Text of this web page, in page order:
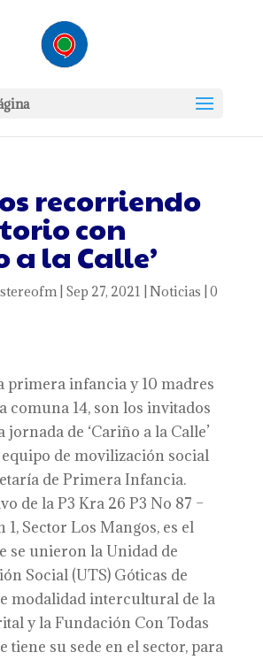
recorriendo
con
a la Calle’
| Sep 27, 2021 Noticias 0
primera infancia y 10 madres
comuna 14, son los invitados
jornada de ‘Cariño a la Calle’
equipo de movilización social
de Primera Infancia.
de la P3 Kra 26 P3 No 87 –
Sector Los Mangos, es el
se unieron la Unidad de
Social (UTS) Góticas de
modalidad intercultural de la
y la Fundación Con Todas
tiene su sede en el sector, para